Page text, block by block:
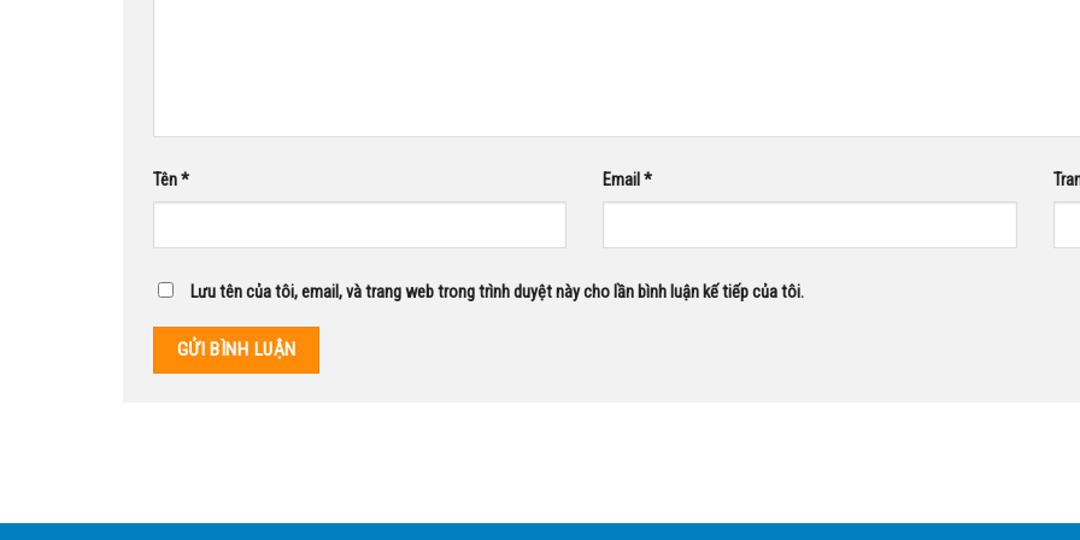
Tên* Email*
Lưu tên của tôi, email, và trang web trong trình duyệt này cho lần bình luận kế tiếp của tôi.